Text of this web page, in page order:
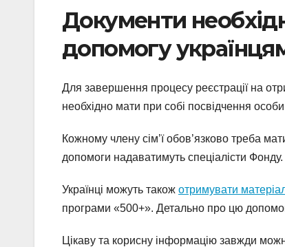
Документи
допомогу
Для завершення процесу реєстрації на
необхідно мати при собі посвідчення
Кожному члену сім’ї обов’язково треба
допомоги надаватимуть спеціалісти Фонду.
Українці можуть також отримувати
програми «500+». Детально про цю
Цікаву та корисну інформацію завжди